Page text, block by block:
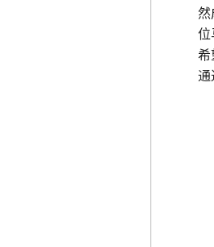
然
位
希
通